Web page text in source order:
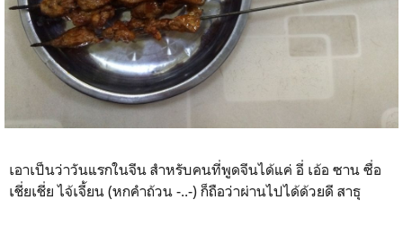
เอาเป็นว่าวันแรกในจีน สำหรับคนที่พูดจีนได้แค่ อี่ เอ้อ ซาน ซื่อ
เชี่ยเชี่ย ไจ้เจี้ยน (หกคำถ้วน -..-) ก็ถือว่าผ่านไปได้ด้วยดี สาธุ